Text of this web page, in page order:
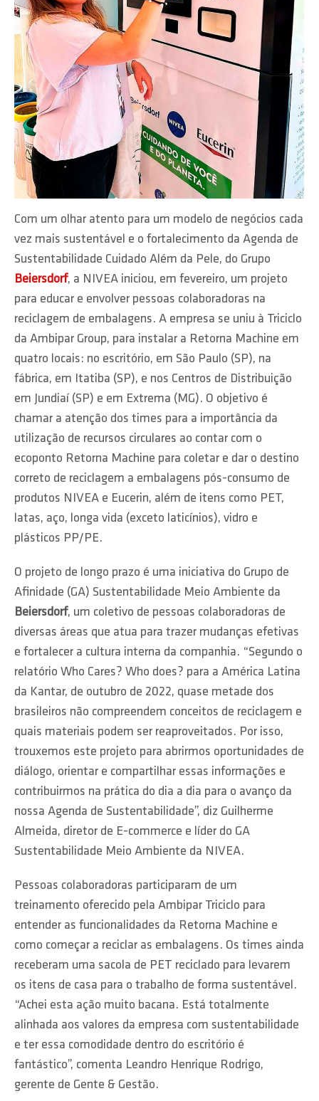
Com um olhar atento para um modelo de negócios cada
vez mais sustentável e o fortalecimento da Agenda de
Sustentabilidade Cuidado Além da Pele, do Grupo
Beiersdorf, a NIVEA iniciou, em fevereiro, um projeto
para educar e envolver pessoas colaboradoras na
reciclagem de embalagens. A empresa se uniu à Triciclo
da Ambipar Group, para instalar a Retorna Machine em
quatro locais: no escritório, em São Paulo (SP), na
fábrica, em Itatiba (SP), e nos Centros de Distribuição
em Jundiaí (SP) e em Extrema (MG). O objetivo é
chamar a atenção dos times para a importância da
utilização de recursos circulares ao contar com o
ecoponto Retorna Machine para coletar e dar o destino
correto de reciclagem a embalagens pós-consumo de
produtos NIVEA e Eucerin, além de itens como PET,
latas, aço, longa vida (exceto laticínios), vidro e
plásticos PP/PE.
O projeto de longo prazo é uma iniciativa do Grupo de
Afinidade (GA) Sustentabilidade Meio Ambiente da
Beiersdorf, um coletivo de pessoas colaboradoras de
diversas áreas que atua para trazer mudanças efetivas
e fortalecer a cultura interna da companhia. “Segundo o
relatório Who Cares? Who does? para a América Latina
da Kantar, de outubro de 2022, quase metade dos
brasileiros não compreendem conceitos de reciclagem e
quais materiais podem ser reaproveitados. Por isso,
trouxemos este projeto para abrirmos oportunidades de
diálogo, orientar e compartilhar essas informações e
contribuirmos na prática do dia a dia para o avanço da
nossa Agenda de Sustentabilidade”, diz Guilherme
Almeida, diretor de E-commerce e líder do GA
Sustentabilidade Meio Ambiente da NIVEA.
Pessoas colaboradoras participaram de um
treinamento oferecido pela Ambipar Triciclo para
entender as funcionalidades da Retorna Machine e
como começar a reciclar as embalagens. Os times ainda
receberam uma sacola de PET reciclado para levarem
os itens de casa para o trabalho de forma sustentável.
“Achei esta ação muito bacana. Está totalmente
alinhada aos valores da empresa com sustentabilidade
e ter essa comodidade dentro do escritório é
fantástico”, comenta Leandro Henrique Rodrigo,
gerente de Gente & Gestão.